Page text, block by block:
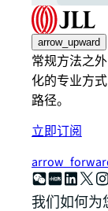
arrow_upward
常规方法之
化的专业方
路径。
立即订阅
我们如何为